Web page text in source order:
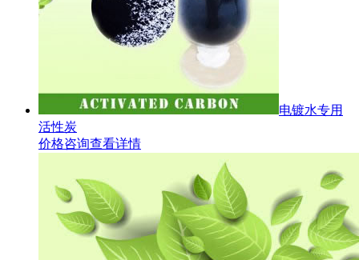
电镀水专用
活性炭
价格咨询查看详情